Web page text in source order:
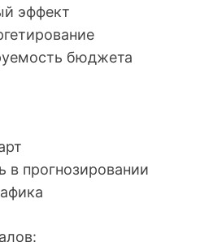
эффект
бюджета
в прогнозировании